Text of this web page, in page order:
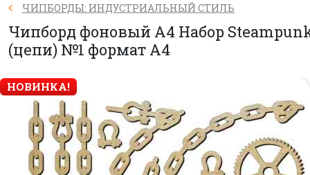
ЧИПБОРДЫ: ИНДУСТРИАЛЬНЫЙ СТИЛЬ
Чипборд фоновый А4 Набор
(цепи) №1 формат А4
НОВИНКА!